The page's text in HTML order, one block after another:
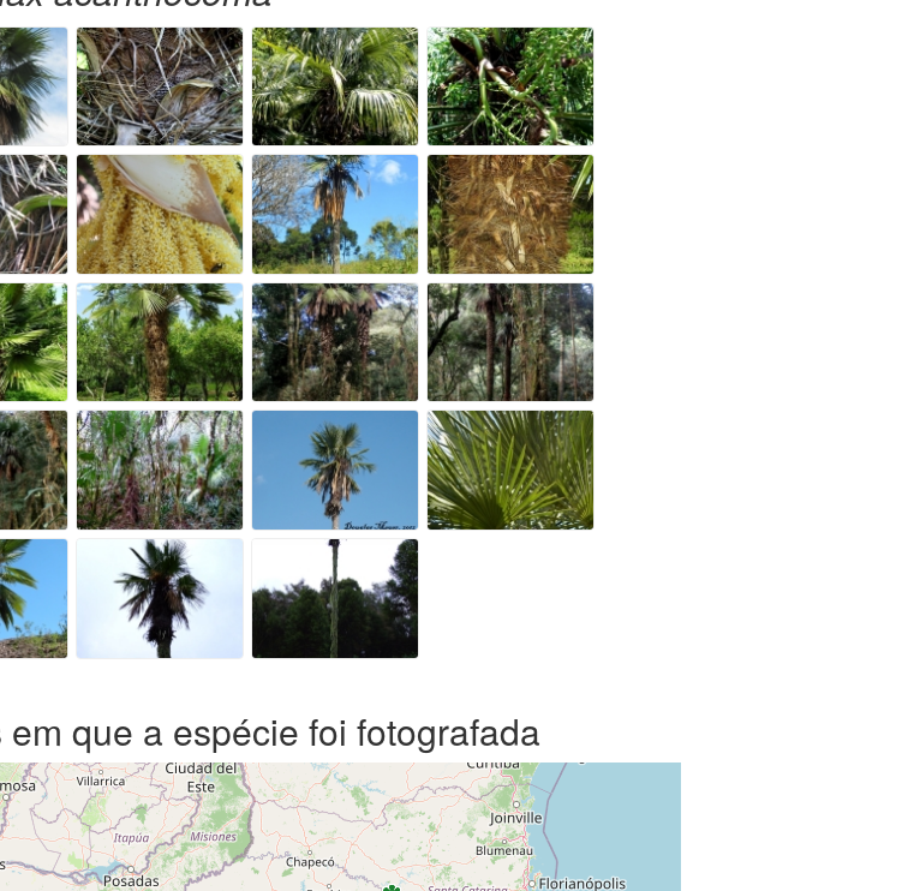
em que a espécie foi fotografada